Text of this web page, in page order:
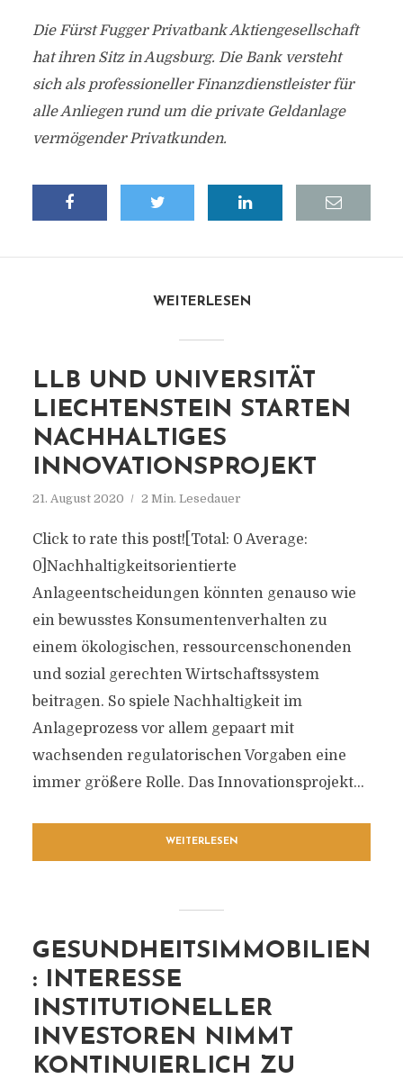
Die Fürst Fugger Privatbank Aktiengesellschaft
hat ihren Sitz in Augsburg. Die Bank versteht
sich als professioneller Finanzdienstleister für
alle Anliegen rund um die private Geldanlage
vermögender Privatkunden.
WEITERLESEN
LLB UND UNIVERSITÄT
LIECHTENSTEIN STARTEN
NACHHALTIGES
INNOVATIONSPROJEKT
21. August 2020 2 Min. Lesedauer
Click to rate this post![Total: 0 Average:
0]Nachhaltigkeitsorientierte
Anlageentscheidungen könnten genauso wie
ein bewusstes Konsumentenverhalten zu
einem ökologischen, ressourcenschonenden
und sozial gerechten Wirtschaftssystem
beitragen. So spiele Nachhaltigkeit im
Anlageprozess vor allem gepaart mit
wachsenden regulatorischen Vorgaben eine
immer größere Rolle. Das Innovationsprojekt...
WEITERLESEN
GESUNDHEITSIMMOBILIEN
: INTERESSE
INSTITUTIONELLER
INVESTOREN NIMMT
KONTINUIERLICH ZU